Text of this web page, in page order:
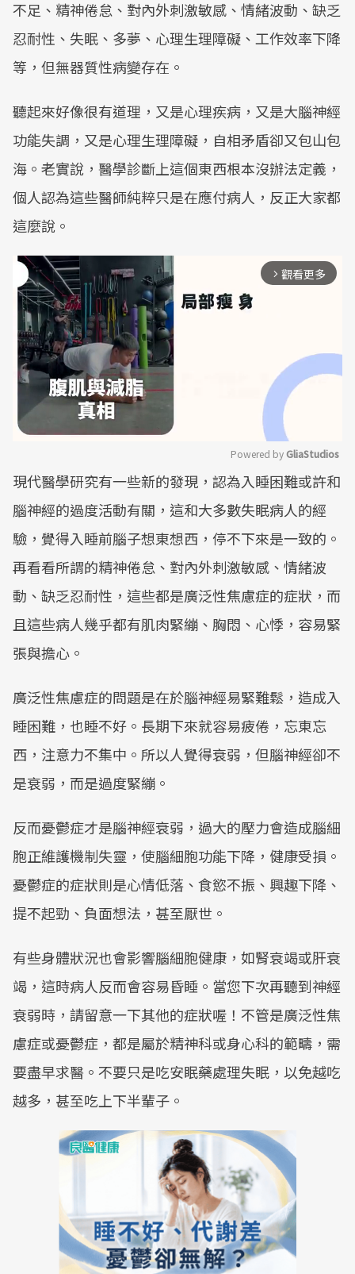
不足、精神倦怠、對內外刺激敏感、情緒波動、缺乏
忍耐性、失眠、多夢、心理生理障礙、工作效率下降
等，但無器質性病變存在。
聽起來好像很有道理，又是心理疾病，又是大腦神經
功能失調，又是心理生理障礙，自相矛盾卻又包山包
海。老實說，醫學診斷上這個東西根本沒辦法定義，
個人認為這些醫師純粹只是在應付病人，反正大家都
這麼說。
arrow_forward_ios 觀看更多
Mute
Powered by GliaStudios
現代醫學研究有一些新的發現，認為入睡困難或許和
腦神經的過度活動有關，這和大多數失眠病人的經
驗，覺得入睡前腦子想東想西，停不下來是一致的。
再看看所謂的精神倦怠、對內外刺激敏感、情緒波
動、缺乏忍耐性，這些都是廣泛性焦慮症的症狀，而
且這些病人幾乎都有肌肉緊繃、胸悶、心悸，容易緊
張與擔心。
廣泛性焦慮症的問題是在於腦神經易緊難鬆，造成入
睡困難，也睡不好。長期下來就容易疲倦，忘東忘
西，注意力不集中。所以人覺得衰弱，但腦神經卻不
是衰弱，而是過度緊繃。
反而憂鬱症才是腦神經衰弱，過大的壓力會造成腦細
胞正維護機制失靈，使腦細胞功能下降，健康受損。
憂鬱症的症狀則是心情低落、食慾不振、興趣下降、
提不起勁、負面想法，甚至厭世。
有些身體狀況也會影響腦細胞健康，如腎衰竭或肝衰
竭，這時病人反而會容易昏睡。當您下次再聽到神經
衰弱時，請留意一下其他的症狀喔！不管是廣泛性焦
慮症或憂鬱症，都是屬於精神科或身心科的範疇，需
要盡早求醫。不要只是吃安眠藥處理失眠，以免越吃
越多，甚至吃上下半輩子。